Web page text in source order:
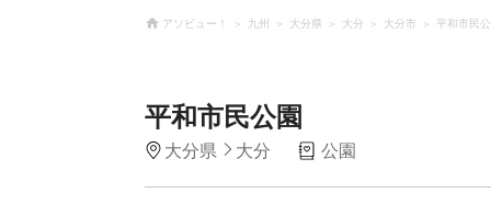
アソビュー！ 九州 大分県 大分 大分市 平和市民
平和市民公園
大分県 大分 公園